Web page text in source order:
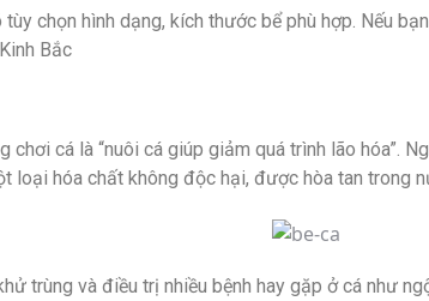
chọn hình dạng, kích thước bể phù hợp. Nếu
Bắc
cá là “nuôi cá giúp giảm quá trình lão hóa”.
loại hóa chất không độc hại, được hòa tan trong
trùng và điều trị nhiều bệnh hay gặp ở cá như